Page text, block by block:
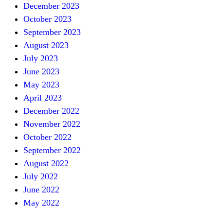
December 2023
October 2023
September 2023
August 2023
July 2023
June 2023
May 2023
April 2023
December 2022
November 2022
October 2022
September 2022
August 2022
July 2022
June 2022
May 2022